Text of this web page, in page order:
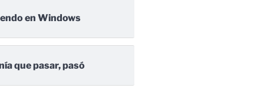
en Windows
que pasar, pasó